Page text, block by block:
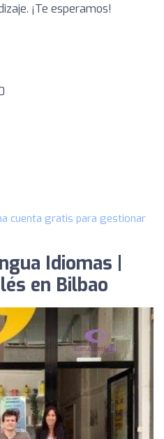
¡Te esperamos!
cuenta gratis para gestionar
Idiomas |
en Bilbao